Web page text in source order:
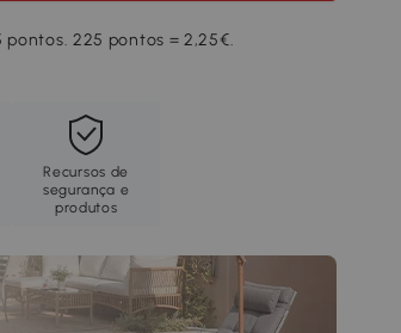
225 pontos = 2,25€.
Recursos de
segurança e
produtos